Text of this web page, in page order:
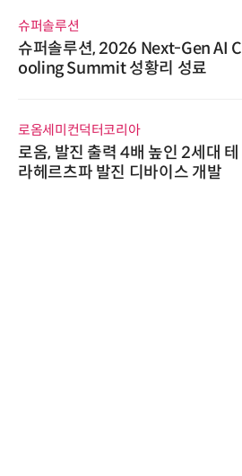
슈퍼솔루션
슈퍼솔루션, 2026 Next-Gen AI C
ooling Summit 성황리 성료
로옴세미컨덕터코리아
로옴, 발진 출력 4배 높인 2세대 테
라헤르츠파 발진 디바이스 개발